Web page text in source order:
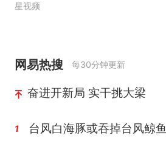
星视频
网易热搜 每30分钟更新
奋进开新局 实干挑大梁
1 台风白海豚或吞掉台风鲸鱼